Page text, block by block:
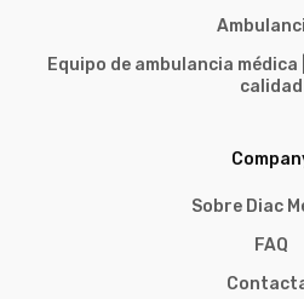
Equipo de ambulancia
calidad
Sobre Diac
FAQ